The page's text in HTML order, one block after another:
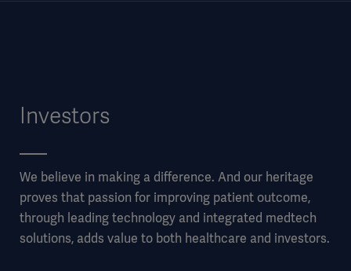
Investors
We believe in making a difference. And our heritage
proves that passion for improving patient outcome,
through leading technology and integrated medtech
solutions, adds value to both healthcare and investors.